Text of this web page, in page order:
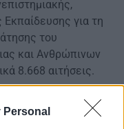
Personal
για τη
του
και Ανθρώπινων
8.668 αιτήσεις.
24 θέσεων